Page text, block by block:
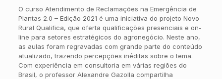
O curso Atendimento de Reclamações na Emergência de
Plantas 2.0 – Edição 2021 é uma iniciativa do projeto Novo
Rural Qualifica, que oferta qualificações presenciais e on-
line para setores estratégicos do agronegócio. Neste ano,
as aulas foram regravadas com grande parte do conteúdo
atualizado, trazendo percepções inéditas sobre o tema.
Com experiência em consultoria em várias regiões do
Brasil, o professor Alexandre Gazolla compartilha